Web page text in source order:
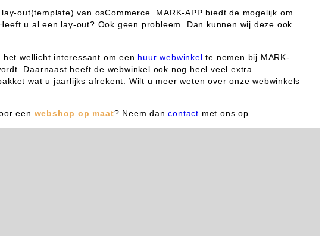
out(template) van osCommerce. MARK-APP biedt de mogelijk om
u al een lay-out? Ook geen probleem. Dan kunnen wij deze ook
wellicht interessant om een huur webwinkel te nemen bij MARK-
Daarnaast heeft de webwinkel ook nog heel veel extra
wat u jaarlijks afrekent. Wilt u meer weten over onze webwinkels
een webshop op maat? Neem dancontact met ons op.